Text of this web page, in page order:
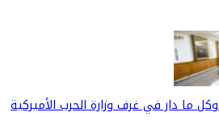
ما دار في غرف وزارة الحرب الأميركية